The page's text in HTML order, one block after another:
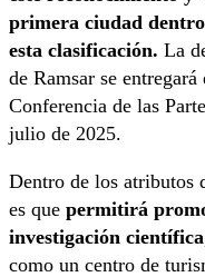
primera ciudad
esta clasificación. La
de Ramsar se
Conferencia de las
julio de 2025.
Dentro de los atributos
es que permitirá
investigación científica
como un centro de